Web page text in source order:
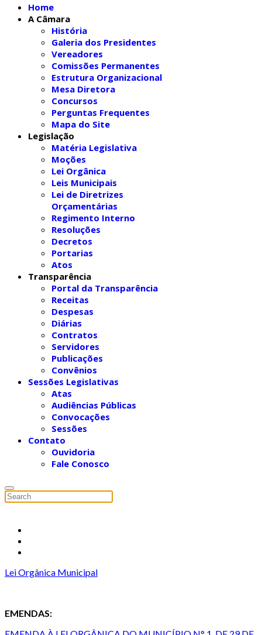
Home
A Câmara
História
Galeria dos Presidentes
Vereadores
Comissões Permanentes
Estrutura Organizacional
Mesa Diretora
Concursos
Perguntas Frequentes
Mapa do Site
Legislação
Matéria Legislativa
Moções
Lei Orgânica
Leis Municipais
Lei de Diretrizes
Orçamentárias
Regimento Interno
Resoluções
Decretos
Portarias
Atos
Transparência
Portal da Transparência
Receitas
Despesas
Diárias
Contratos
Servidores
Publicações
Convênios
Sessões Legislativas
Atas
Audiências Públicas
Convocações
Sessões
Contato
Ouvidoria
Fale Conosco
Lei Orgânica Municipal
EMENDAS: